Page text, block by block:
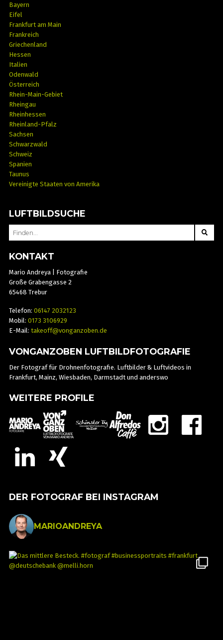
Bayern
Eifel
Frankfurt am Main
Frankreich
Griechenland
Hessen
Italien
Odenwald
Österreich
Rhein-Main-Gebiet
Rheingau
Rheinhessen
Rheinland-Pfalz
Sachsen
Schwarzwald
Schweiz
Spanien
Taunus
Vereinigte Staaten von Amerika
LUFTBILDSUCHE
SEARCH
KONTAKT
Mario Andreya | Fotografie
Große Grabengasse 2
65468 Trebur
Telefon: 06147 2032123
Mobil: 0173 3106929
E-Mail: takeoff@vonganzoben.de
VONGANZOBEN LUFTBILDFOTOGRAFIE
Der Fotograf für Drohnenfotografie. Luftbilder & Luftvideos in
Frankfurt, Mainz, Wiesbaden, Darmstadt und anderswo
WEITERE PROFILE
DER FOTOGRAF BEI INSTAGRAM
MARIOANDREYA